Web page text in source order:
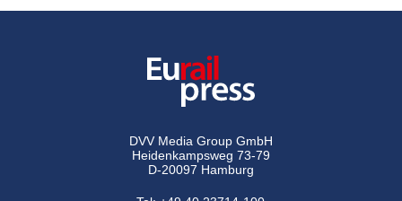
DVV Media Group GmbH
Heidenkampsweg 73-79
D-20097 Hamburg